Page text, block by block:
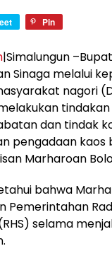
Pin
|Simalungun
Sinaga melalui
nagori
tindakan
dan tindak
pengadaan kaos
Marharoan
bahwa
Pemerintahan
selama